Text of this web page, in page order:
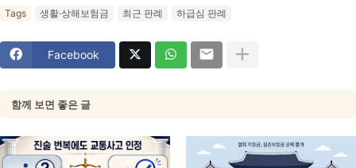
Tags 생활·상해보험금 최근 판례 하급심 판례
Facebook
함께 보면 좋은 글